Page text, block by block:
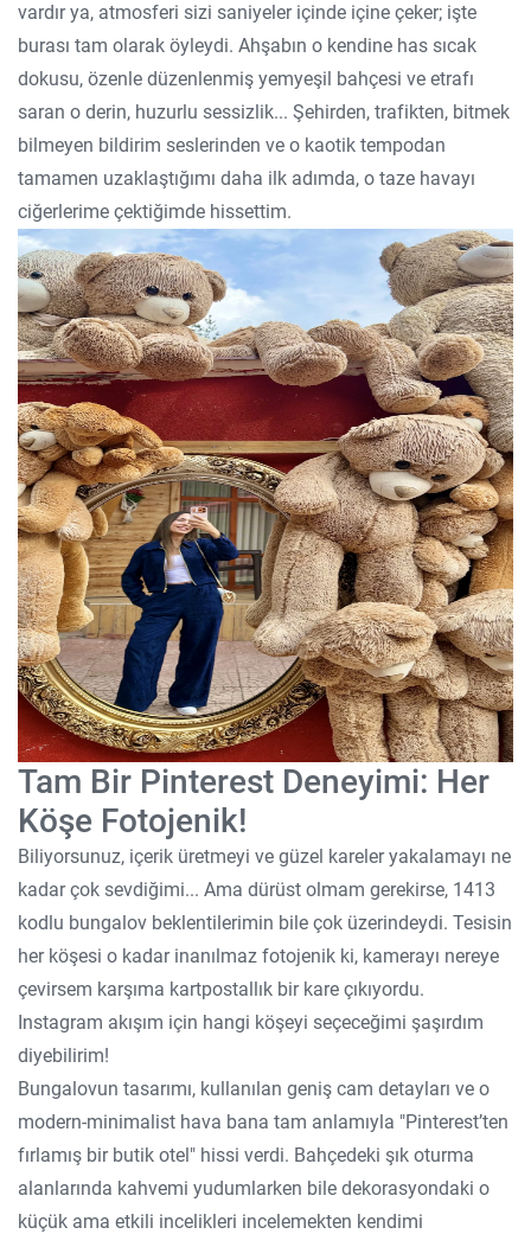
vardır ya, atmosferi sizi saniyeler içinde içine çeker; işte
burası tam olarak öyleydi. Ahşabın o kendine has sıcak
dokusu, özenle düzenlenmiş yemyeşil bahçesi ve etrafı
saran o derin, huzurlu sessizlik... Şehirden, trafikten, bitmek
bilmeyen bildirim seslerinden ve o kaotik tempodan
tamamen uzaklaştığımı daha ilk adımda, o taze havayı
ciğerlerime çektiğimde hissettim.
Tam Bir Pinterest Deneyimi: Her
Köşe Fotojenik!
Biliyorsunuz, içerik üretmeyi ve güzel kareler yakalamayı ne
kadar çok sevdiğimi... Ama dürüst olmam gerekirse, 1413
kodlu bungalov beklentilerimin bile çok üzerindeydi. Tesisin
her köşesi o kadar inanılmaz fotojenik ki, kamerayı nereye
çevirsem karşıma kartpostallık bir kare çıkıyordu.
Instagram akışım için hangi köşeyi seçeceğimi şaşırdım
diyebilirim!
Bungalovun tasarımı, kullanılan geniş cam detayları ve o
modern-minimalist hava bana tam anlamıyla "Pinterest’ten
fırlamış bir butik otel" hissi verdi. Bahçedeki şık oturma
alanlarında kahvemi yudumlarken bile dekorasyondaki o
küçük ama etkili incelikleri incelemekten kendimi